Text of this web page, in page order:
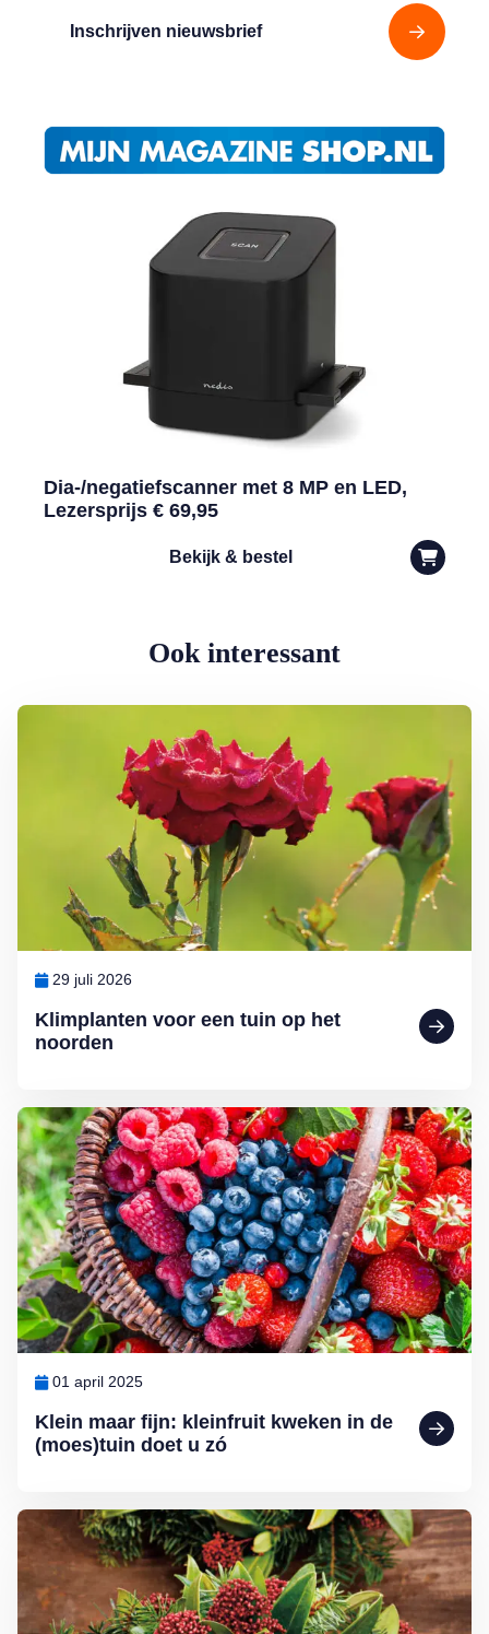
Inschrijven nieuwsbrief
Dia-/negatiefscanner met 8 MP en LED,
Lezersprijs € 69,95
Bekijk & bestel
Ook interessant
Klimplanten voor een tuin op het
noorden
29 juli 2026
Lees meer over Klimplanten voor een tuin op het noorden
Klein maar fijn: kleinfruit kweken in de
(moes)tuin doet u zó
01 april 2025
Lees meer over Klein maar fijn: kleinfruit kweken in de (moes)tuin
Lees meer over Zelf kerststukjes maken doet u zó